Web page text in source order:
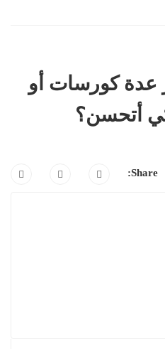
كورسات أو
أتحسن؟
Share: